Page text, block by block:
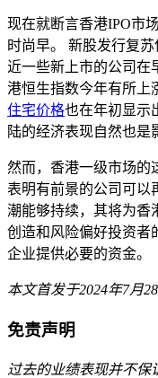
现在就断言香港IPO市
时尚早。 新股发行复苏
近一些新上市的公司在
港恒生指数今年有所上
住宅价格也在年初显示
陆的经济表现自然也是
然而，香港一级市场的
表明有前景的公司可以
潮能够持续，其将为香
创造和风险偏好投资者
企业提供必要的资金。
本文首发于2024年7月
免责声明
过去的业绩表现并不保